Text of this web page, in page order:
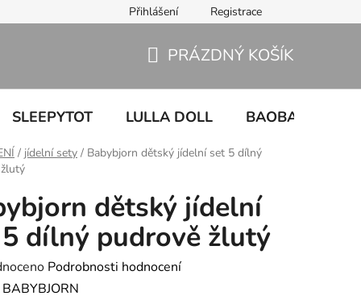
Přihlášení Registrace
KOŠÍK
PRÁZDNÝ KOŠÍK
SLEEPYTOT LULLA DOLL BAOBABY
/ jídelní sety / Babybjorn dětský jídelní set 5 dílný
dětský jídelní
dílný pudrově žlutý
Podrobnosti hodnocení
BABYBJORN